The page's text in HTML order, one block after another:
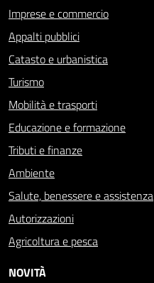
Imprese e commercio
Appalti pubblici
Catasto e urbanistica
Turismo
Mobilità e trasporti
Educazione e formazione
Tributi e finanze
Ambiente
Salute, benessere e assistenza
Autorizzazioni
Agricoltura e pesca
NOVITÀ